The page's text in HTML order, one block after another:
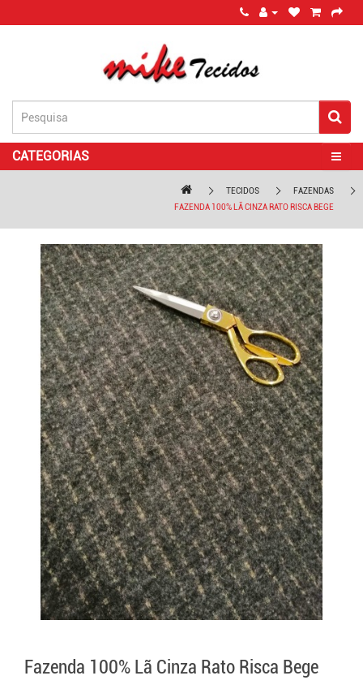
CATEGORIAS
TECIDOS
FAZENDAS
FAZENDA 100% LÃ CINZA RATO RISCA BEGE
Fazenda 100% Lã Cinza Rato Risca Bege